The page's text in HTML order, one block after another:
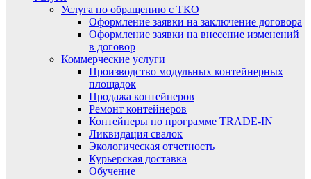
Услуга по обращению с ТКО
Оформление заявки на заключение договора
Оформление заявки на внесение изменений
в договор
Коммерческие услуги
Производство модульных контейнерных
площадок
Продажа контейнеров
Ремонт контейнеров
Контейнеры по программе TRADE-IN
Ликвидация свалок
Экологическая отчетность
Курьерская доставка
Обучение